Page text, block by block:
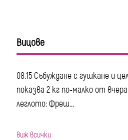
Вицове
08.15 Събуждане с гушкане и
показва 2 кг по-малко от
леглото: Фреш...
виж всички